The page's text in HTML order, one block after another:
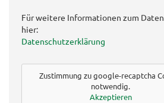
Für weitere Informationen zum
hier:
Datenschutzerklärung
Zustimmung zu google-recaptcha
notwendig.
Akzeptieren